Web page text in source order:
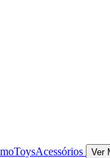
ToysAcessórios Ver